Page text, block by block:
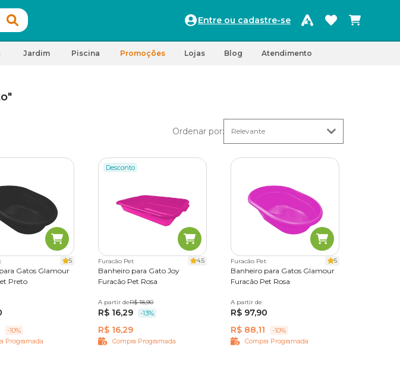
Entre ou cadastre-se
Jardim Piscina Promoções Lojas Blog Atendimento
Ordenar por:
5
Gatos Glamour
Preto
-10%
Programada
Desconto
Furacão Pet 4.5
Banheiro para Gato Joy
Furacão Pet Rosa
5 L
A partir deR$ 18,90
R$ 16,29 -13%
R$ 16,29
Compra Programada
Furacão Pet 5
Banheiro para Gatos Glamour
Furacão Pet Rosa
20 L
A partir de
R$ 97,90
R$ 88,11
-10%
Compra Programada